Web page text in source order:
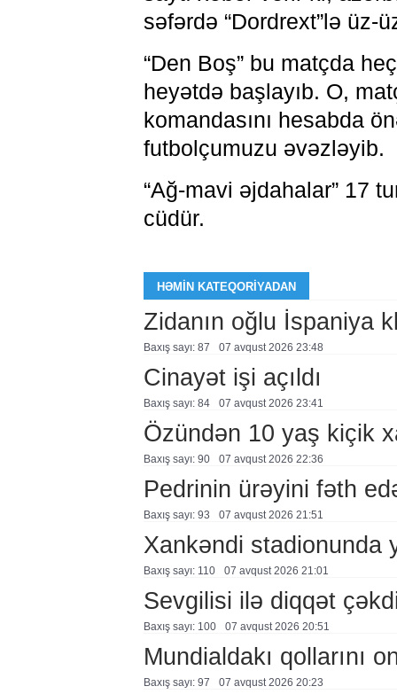
səfərdə “Dordrext”lə üz-
“Den Boş” bu matçda
heyətdə başlayıb. O,
komandasını hesabda
futbolçumuzu əvəzləyib.
“Ağ-mavi əjdahalar” 17
cüdür.
HƏMIN KATEQORIYADAN
Zidanın oğlu İspaniya
Baxış sayı: 87 07 avqust 2026 23:48
Cinayət işi açıldı
Baxış sayı: 84 07 avqust 2026 23:41
Özündən 10 yaş kiçik
Baxış sayı: 90 07 avqust 2026 22:36
Pedrinin ürəyini fəth
Baxış sayı: 93 07 avqust 2026 21:51
Xankəndi stadionunda
Baxış sayı: 110 07 avqust 2026 21:01
Sevgilisi ilə diqqət
Baxış sayı: 100 07 avqust 2026 20:51
Mundialdakı qollarını
Baxış sayı: 97 07 avqust 2026 20:23